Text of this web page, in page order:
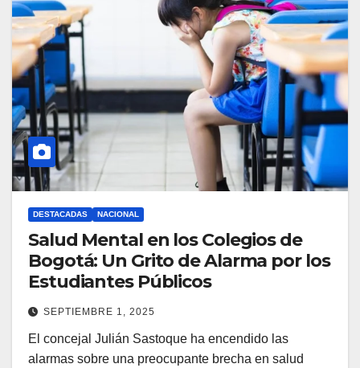
DESTACADAS NACIONAL
Salud Mental en los Colegios de
Bogotá: Un Grito de Alarma por los
Estudiantes Públicos
SEPTIEMBRE 1, 2025
El concejal Julián Sastoque ha encendido las
alarmas sobre una preocupante brecha en salud